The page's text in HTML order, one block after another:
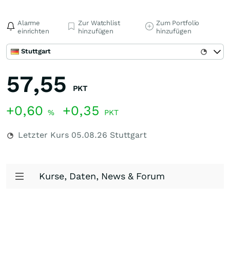
Alarme
einrichten
Zur Watchlist
hinzufügen
Zum Portfolio
hinzufügen
Stuttgart
57,55 PKT
+0,60 % +0,35 PKT
Letzter Kurs 05.08.26 Stuttgart
Kurse, Daten, News & Forum